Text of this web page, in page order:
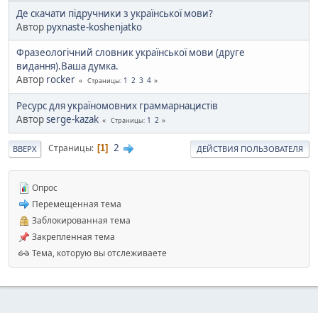
Де скачати підручники з української мови?
Автор pyxnaste-koshenjatko
Фразеологічний словник української мови (друге
видання).Ваша думка.
Автор rocker Страницы 1 2 3 4
Ресурс для україномовних граммарнацистів
Авторserge-kazak Страницы 1 2
ВВЕРХ Страницы 1 2 ДЕЙСТВИЯ ПОЛЬЗОВАТЕЛЯ
Опрос
Перемещенная тема
Заблокированная тема
Закрепленная тема
Тема, которую вы отслеживаете